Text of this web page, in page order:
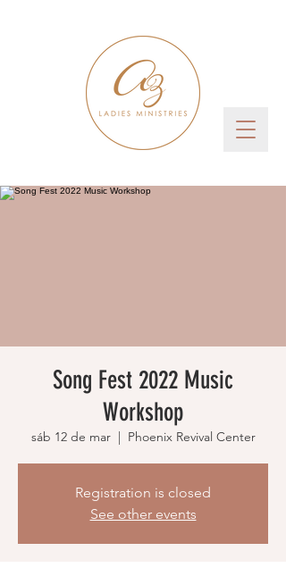
Song Fest 2022 Music
Workshop
sáb 12 de mar
  |
Phoenix Revival Center
Registration is closed
See other events